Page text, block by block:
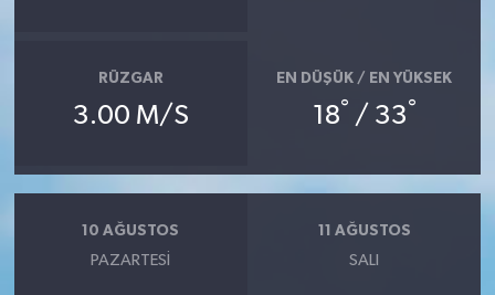
RÜZGAR
3.00 M/S
EN DÜŞÜK / EN YÜKSEK
18° / 33°
10 AĞUSTOS
PAZARTESI
11 AĞUSTOS
SALI